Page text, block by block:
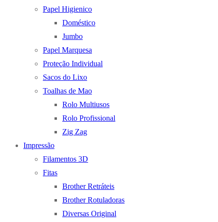
Papel Higienico
Doméstico
Jumbo
Papel Marquesa
Proteção Individual
Sacos do Lixo
Toalhas de Mao
Rolo Multiusos
Rolo Profissional
Zig Zag
Impressão
Filamentos 3D
Fitas
Brother Retráteis
Brother Rotuladoras
Diversas Original